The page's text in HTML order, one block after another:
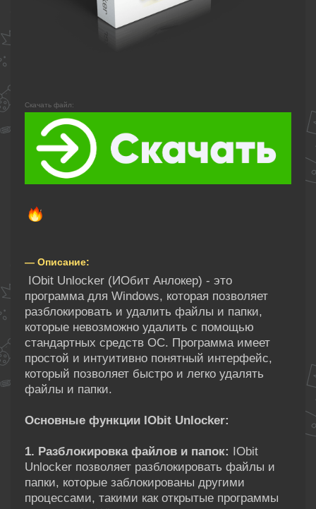
Скачать файл:
— Описание:
IObit Unlocker (ИОбит Анлокер) - это
программа для Windows, которая позволяет
разблокировать и удалить файлы и папки,
которые невозможно удалить с помощью
стандартных средств ОС. Программа имеет
простой и интуитивно понятный интерфейс,
который позволяет быстро и легко удалять
файлы и папки.
Основные функции IObit Unlocker:
1. Разблокировка файлов и папок:
IObit
Unlocker позволяет разблокировать файлы и
папки, которые заблокированы другими
процессами, такими как открытые программы